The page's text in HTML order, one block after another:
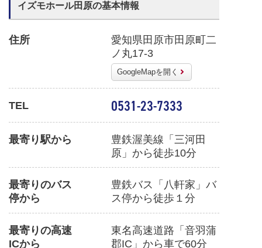
イズモホール田原の基本情報
住所
愛知県田原市田原町二
ノ丸17-3
GoogleMapを開く
TEL 0531-23-7333
最寄り駅から
豊鉄渥美線「三河田
原」から徒歩10分
最寄りのバス
停から
豊鉄バス「八軒家」バ
ス停から徒歩１分
最寄りの高速
ICから
東名高速道路「音羽蒲
郡IC」から車で60分